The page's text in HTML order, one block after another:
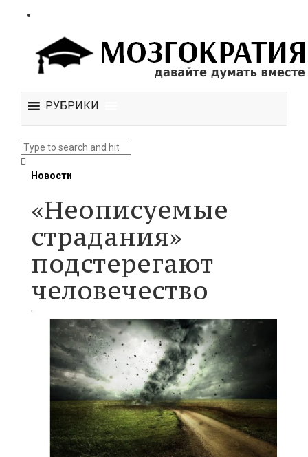
РУБРИКИ
Новости
«Неописуемые
страдания»
подстерегают
человечество